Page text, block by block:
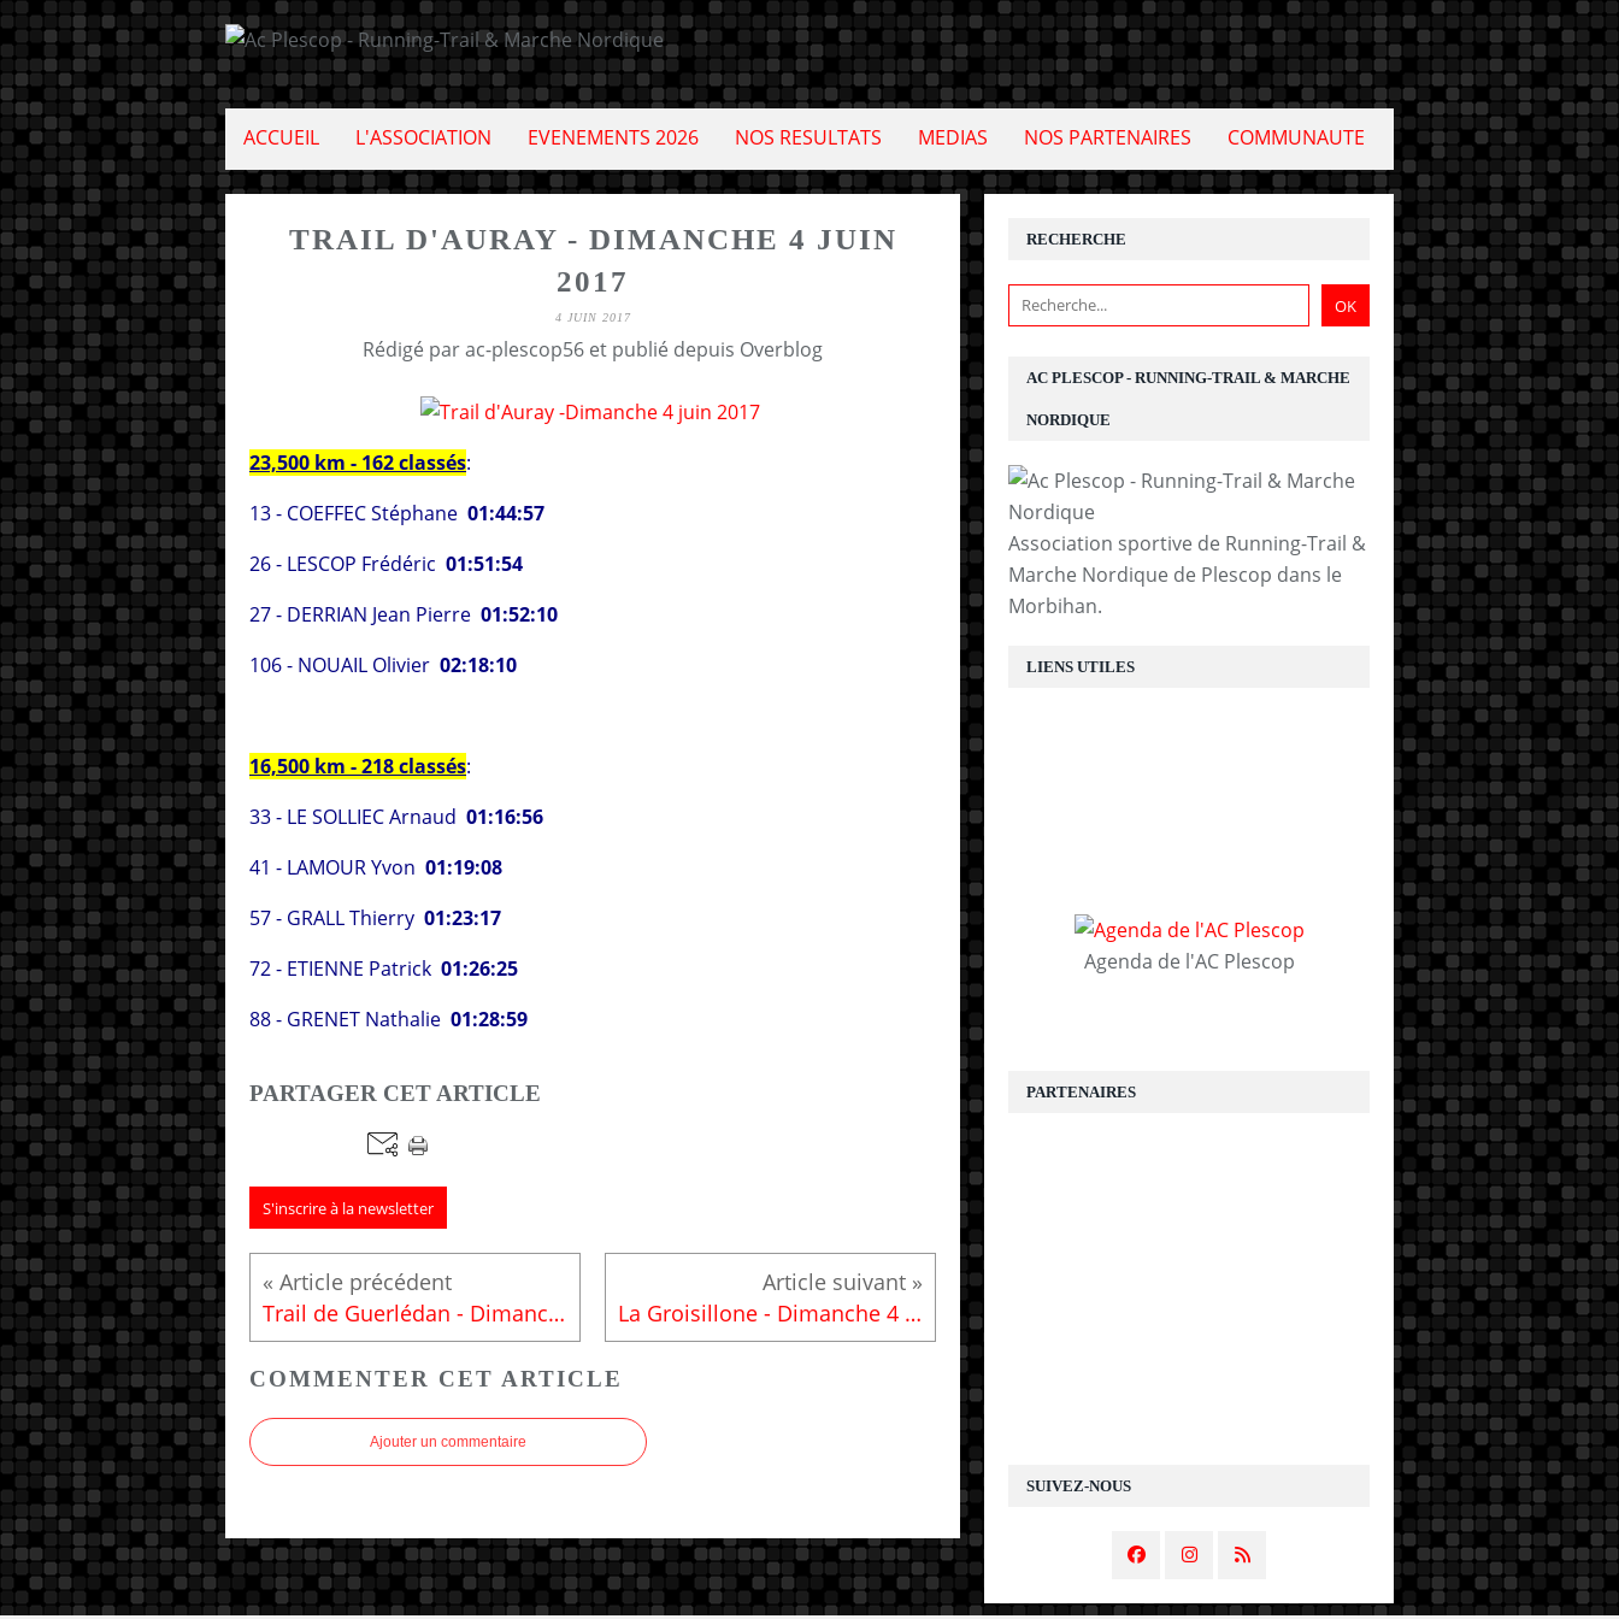
ACCUEIL L'ASSOCIATION EVENEMENTS 2026 NOS RESULTATS MEDIAS NOS PARTENAIRES COMMUNAUTE
TRAIL D'AURAY - DIMANCHE 4 JUIN
2017
4 JUIN 2017
Rédigé par ac-plescop56 et publié depuis Overblog
23,500 km - 162 classés:
13 - COEFFEC Stéphane 01:44:57
26 - LESCOP Frédéric 01:51:54
27 - DERRIAN Jean Pierre 01:52:10
106 - NOUAIL Olivier 02:18:10
16,500 km - 218 classés:
33 - LE SOLLIEC Arnaud 01:16:56
41 - LAMOUR Yvon 01:19:08
57 - GRALL Thierry 01:23:17
72 - ETIENNE Patrick 01:26:25
88 - GRENET Nathalie 01:28:59
PARTAGER CET ARTICLE
S'inscrire à la newsletter
Trail de Guerlédan - Dimanche 4 juin 2017 La Groisillone - Dimanche 4 juin 2017
COMMENTER CET ARTICLE
Ajouter un commentaire
SUIVEZ-NOUS
RECHERCHE
AC PLESCOP - RUNNING-TRAIL & MARCHE
NORDIQUE
Association sportive de Running-Trail &
Marche Nordique de Plescop dans le
Morbihan.
LIENS UTILES
Agenda de l'AC Plescop
PARTENAIRES